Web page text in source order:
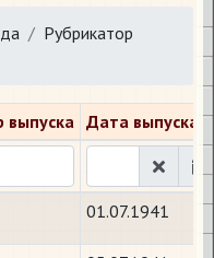
Рубрикатор
выпуска Дата выпуска
01.07.1941